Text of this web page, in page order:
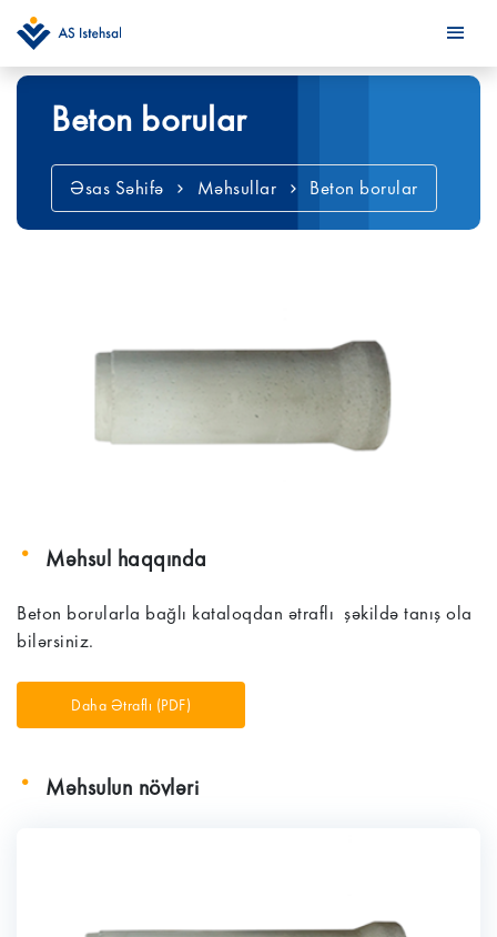
Beton borular
Əsas Səhifə Məhsullar Beton borular
Məhsul haqqında
Beton borularla bağlı kataloqdan ətraflı şəkildə tanış ola
bilərsiniz.
Daha Ətraflı (PDF)
Məhsulun növləri